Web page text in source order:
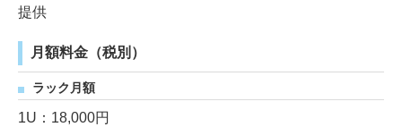
提供
月額料金（税別）
ラック月額
1U：18,000円